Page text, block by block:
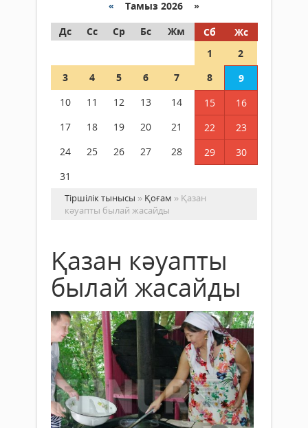
« Тамыз 2026 »
Дс
Сс Ср Бс Жм Сб
Жс
1
2
3
4 5 6 7 8
9
10
11 12 13 14 15
16
17
18 19 20 21 22
23
24
25 26 27 28 29
30
31
Тіршілік тынысы » Қоғам » Қазан
кәуапты былай жасайды
Қазан кәуапты
былай жасайды